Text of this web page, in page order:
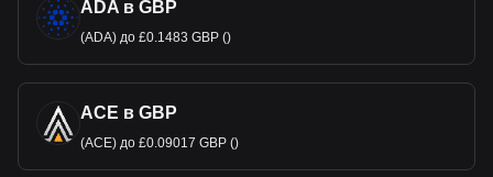
ADA в GBP
(ADA) до £0.1483 GBP ()
ACE в GBP
(ACE) до £0.09017 GBP ()